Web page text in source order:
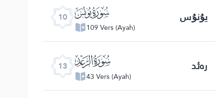
10 ﮖ
109 Vers (Ayah)
يۇنۇس
13 ﮙ
43 Vers (Ayah)
رەئد